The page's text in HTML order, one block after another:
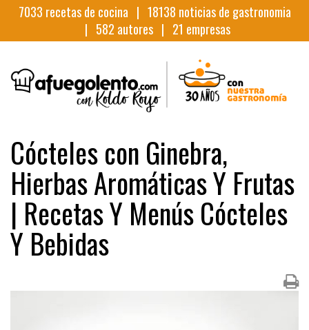
7033 recetas de cocina | 18138 noticias de gastronomia
| 582 autores | 21 empresas
Cócteles con Ginebra,
Hierbas Aromáticas Y Frutas
| Recetas Y Menús Cócteles
Y Bebidas